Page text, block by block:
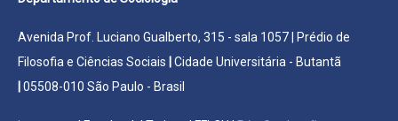
Avenida Prof. Luciano Gualberto, 315 - sala 1057 | Prédio de
Filosofia e Ciências Sociais
Cidade Universitária - Butantã
05508-010 São Paulo - Brasil